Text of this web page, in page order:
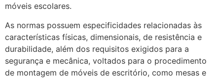
móveis escolares.
As normas possuem especificidades relacionadas às
características físicas, dimensionais, de resistência e
durabilidade, além dos requisitos exigidos para a
segurança e mecânica, voltados para o procedimento
de montagem de móveis de escritório, como mesas e